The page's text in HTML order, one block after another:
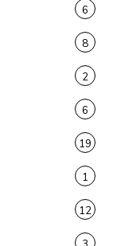
6
8
2
6
19
1
12